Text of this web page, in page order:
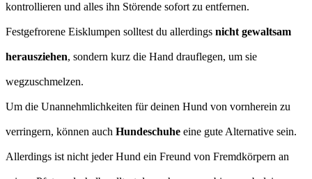
kontrollieren und alles ihn Störende sofort zu entfernen.
Festgefrorene Eisklumpen solltest du allerdings nicht gewaltsam
herausziehen, sondern kurz die Hand drauflegen, um sie
wegzuschmelzen.
Um die Unannehmlichkeiten für deinen Hund von vornherein zu
verringern, können auch Hundeschuhe eine gute Alternative sein.
Allerdings ist nicht jeder Hund ein Freund von Fremdkörpern an